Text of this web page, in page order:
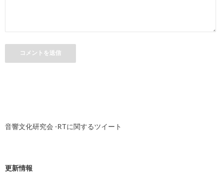
音響文化研究会 -RTに関するツイート
更新情報